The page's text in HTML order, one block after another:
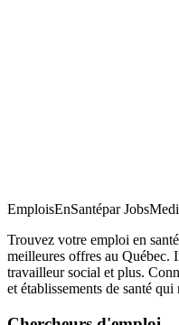
EmploisEnSantépar
Trouvez votre emploi en
meilleures offres au Québec.
travailleur social et plus.
et établissements de santé qui